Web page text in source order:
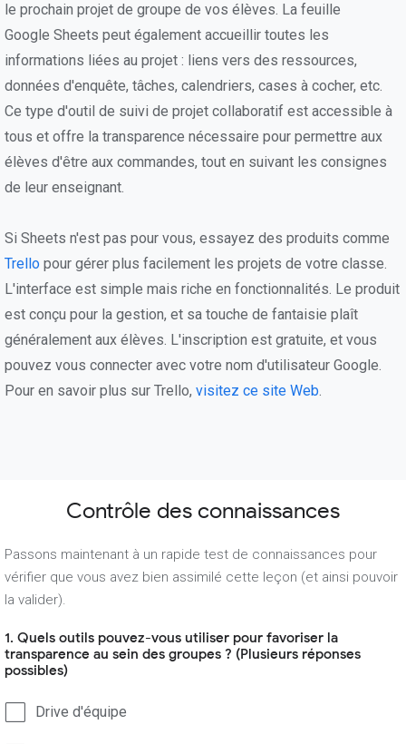
le prochain projet de groupe de vos élèves. La feuille
Google Sheets peut également accueillir toutes les
informations liées au projet : liens vers des ressources,
données d'enquête, tâches, calendriers, cases à cocher, etc.
Ce type d'outil de suivi de projet collaboratif est accessible à
tous et offre la transparence nécessaire pour permettre aux
élèves d'être aux commandes, tout en suivant les consignes
de leur enseignant.
Si Sheets n'est pas pour vous, essayez des produits comme
Trello pour gérer plus facilement les projets de votre classe.
L'interface est simple mais riche en fonctionnalités. Le produit
est conçu pour la gestion, et sa touche de fantaisie plaît
généralement aux élèves. L'inscription est gratuite, et vous
pouvez vous connecter avec votre nom d'utilisateur Google.
Pour en savoir plus sur Trello, visitez ce site Web.
Contrôle des connaissances
Passons maintenant à un rapide test de connaissances pour
vérifier que vous avez bien assimilé cette leçon (et ainsi pouvoir
la valider).
1. Quels outils pouvez-vous utiliser pour favoriser la
transparence au sein des groupes ? (Plusieurs réponses
possibles)
Drive d'équipe